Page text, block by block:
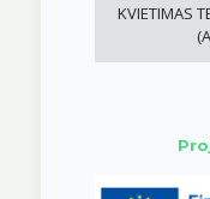
KVIETIMAS